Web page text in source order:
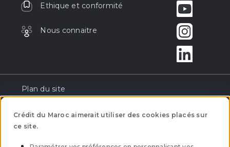
Ethique et conformité
Nous connaitre
Plan du site
Réclamation
Crédit du Maroc aimerait utiliser des cookies placés sur
ce site.